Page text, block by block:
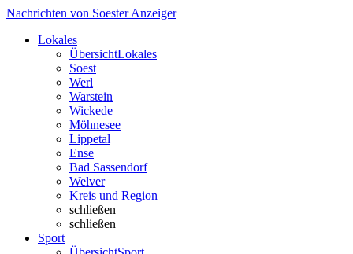
Nachrichten von Soester Anzeiger
Lokales
ÜbersichtLokales
Soest
Werl
Warstein
Wickede
Möhnesee
Lippetal
Ense
Bad Sassendorf
Welver
Kreis und Region
schließen
schließen
Sport